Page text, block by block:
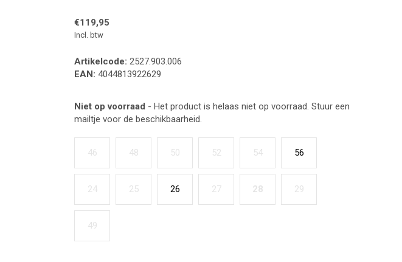
€119,95
Incl. btw
Artikelcode: 2527.903.006
EAN: 4044813922629
Niet op voorraad - Het product is helaas niet op voorraad. Stuur een
mailtje voor de beschikbaarheid.
46 48 50 52 54 56
24 25 26 27 28 29
49